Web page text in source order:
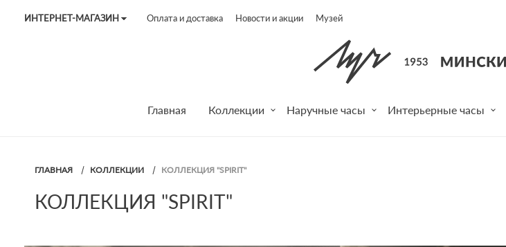
ИНТЕРНЕТ-МАГАЗИН
Оплата и доставка Новости и акции Музей
Главная Коллекции Наручные часы Интерьерные часы
ГЛАВНАЯ КОЛЛЕКЦИИ КОЛЛЕКЦИЯ "SPIRIT"
КОЛЛЕКЦИЯ "SPIRIT"